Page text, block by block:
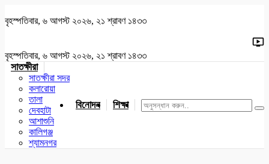
বৃহস্পতিবার, ৬ আগস্ট ২০২৬, ২১ শ্রাবণ ১৪৩৩
বৃহস্পতিবার, ৬ আগস্ট ২০২৬, ২১ শ্রাবণ ১৪৩৩
সাতক্ষীরা
সাতক্ষীরা সদর
কলারোয়া
তালা
দেবহাটা
আশাশুনি
কালিগঞ্জ
শ্যামনগর
বিনোদন শিক্ষা খেলাধুলা জাতীয় যশোর